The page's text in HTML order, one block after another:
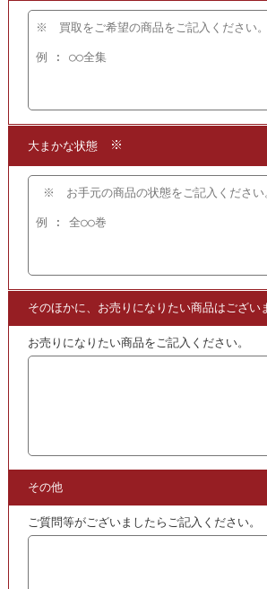
3.発送するだけ!!
★当店ではこちらの他にも
水木しげるさんの漫画作品などを
買取となる書籍を掲載しておりますので